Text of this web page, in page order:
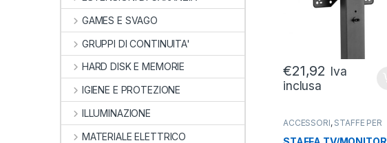
€21,92 Iva
inclusa
ACCESSORI, STAFFE PER
TV E
PROIETTORI
GAMES E SVAGO
GRUPPI DI CONTINUITA'
HARD DISK E MEMORIE
IGIENE E PROTEZIONE
ILLUMINAZIONE
MATERIALE ELETTRICO